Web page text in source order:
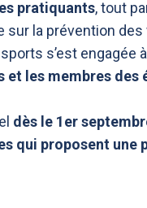
pratiquants, tout
sur la prévention
s’est engagée à
et les membres
dès le 1er
qui proposent une